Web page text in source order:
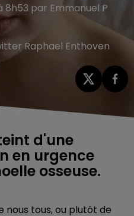
8h53 par Emmanuel P
Raphael Enthoven
d'une
en urgence
osseuse.
nous tous, ou plutôt de